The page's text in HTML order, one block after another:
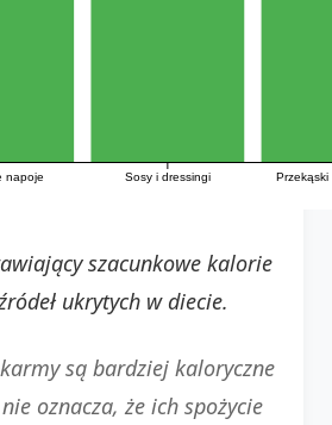
napoje Sosy i dressingi Przekąski
szacunkowe kalorie
ukrytych w diecie.
są bardziej kaloryczne
oznacza, że ich spożycie